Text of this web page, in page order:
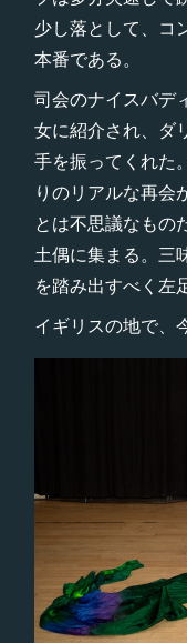
少し落として、コ
本番である。
司会のナイスバデ
女に紹介され、ダ
手を振ってくれた
りのリアルな再会
とは不思議なもの
土偶に集まる。三
を踏み出すべく左
イギリスの地で、